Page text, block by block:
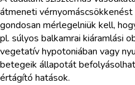
átmeneti
gondosan mérlegelniük kell,
pl. súlyos balkamrai kiáramlási
vegetatív hypotoniában vagy
betegeik állapotát
értágító hatások.